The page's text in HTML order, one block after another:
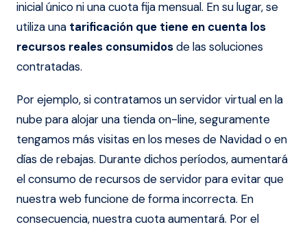
inicial único ni una cuota fija mensual. En su lugar, se
utiliza una tarificación que tiene en cuenta los
recursos reales consumidosde las soluciones
contratadas.
Por ejemplo, si contratamos un servidor virtual en la
nube para alojar una tienda on-line, seguramente
tengamos más visitas en los meses de Navidad o en
días de rebajas. Durante dichos períodos, aumentará
el consumo de recursos de servidor para evitar que
nuestra web funcione de forma incorrecta. En
consecuencia, nuestra cuota aumentará. Por el